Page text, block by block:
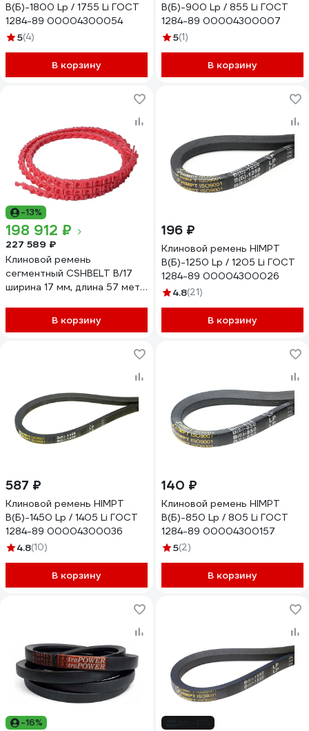
В(Б)-1800 Lp / 1755 Li ГОСТ
1284-89 00004300054
5(4)
В корзину
В(Б)-900 Lp / 855 Li ГОСТ
1284-89 00004300007
5(1)
В корзину
-13%
198 912 ₽
227 589 ₽
Клиновой ремень
сегментный CSHBELT B/17
ширина 17 мм, длина 57 метр
В корзину
196 ₽
Клиновой ремень HIMPT
В(Б)-1250 Lp / 1205 Li ГОСТ
1284-89 00004300026
4.8(21)
В корзину
587 ₽
Клиновой ремень HIMPT
В(Б)-1450 Lp / 1405 Li ГОСТ
1284-89 00004300036
4.8(10)
В корзину
140 ₽
Клиновой ремень HIMPT
В(Б)-850 Lp / 805 Li ГОСТ
1284-89 00004300157
5(2)
В корзину
-16%